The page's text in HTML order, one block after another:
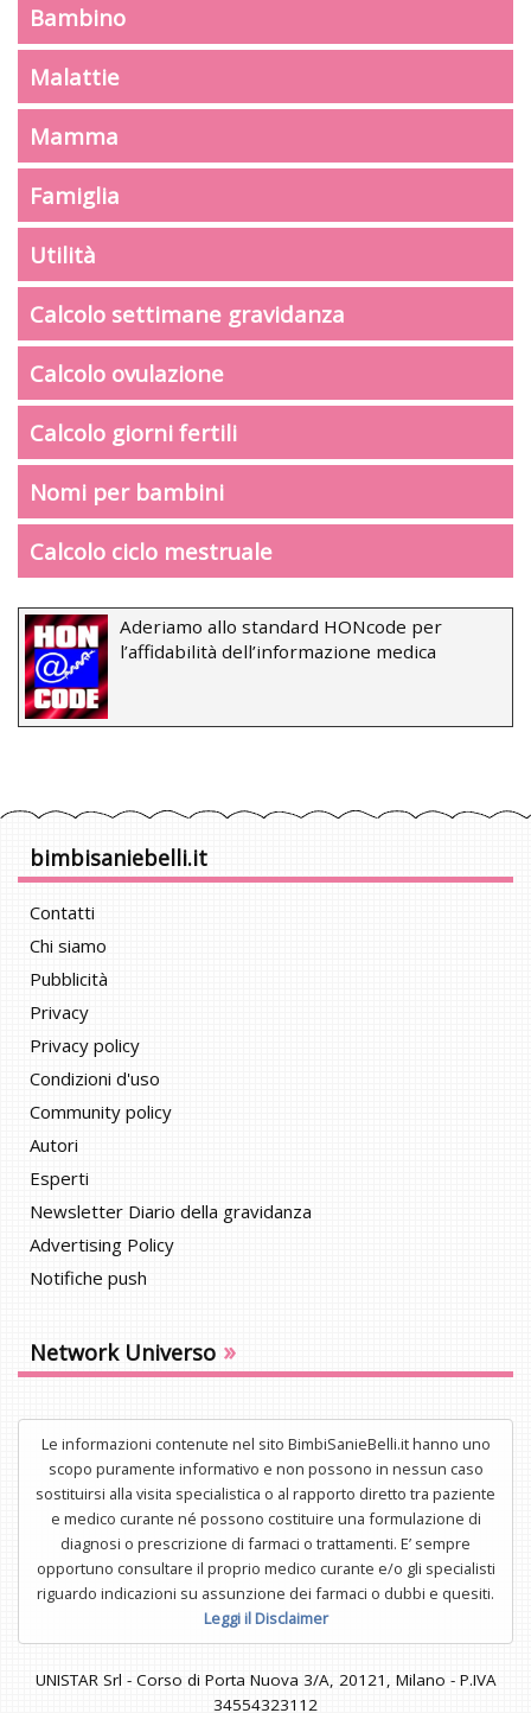
Bambino
Malattie
Mamma
Famiglia
Utilità
Calcolo settimane gravidanza
Calcolo ovulazione
Calcolo giorni fertili
Nomi per bambini
Calcolo ciclo mestruale
Aderiamo allo standard HONcode per
l’affidabilità dell’informazione medica
bimbisaniebelli.it
Contatti
Chi siamo
Pubblicità
Privacy
Privacy policy
Condizioni d'uso
Community policy
Autori
Esperti
Newsletter Diario della gravidanza
Advertising Policy
Notifiche push
Network Universo »
Le informazioni contenute nel sito BimbiSanieBelli.it hanno uno
scopo puramente informativo e non possono in nessun caso
sostituirsi alla visita specialistica o al rapporto diretto tra paziente
e medico curante né possono costituire una formulazione di
diagnosi o prescrizione di farmaci o trattamenti. E’ sempre
opportuno consultare il proprio medico curante e/o gli specialisti
riguardo indicazioni su assunzione dei farmaci o dubbi e quesiti.
Leggi il Disclaimer
UNISTAR Srl - Corso di Porta Nuova 3/A, 20121, Milano - P.IVA
34554323112